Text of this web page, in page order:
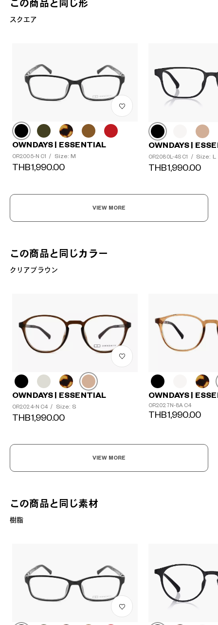
この商品と同じ形
スクエア
OWNDAYS | ESSENTIAL
OR2005-N C1 / Size: M
THB1,990.00
OWNDAYS |
OR2080L-4S C1 / Size: L
THB1,990.00
VIEW MORE
この商品と同じカラー
クリアブラウン
OWNDAYS | ESSENTIAL
OR2024-N C4 / Size: S
THB1,990.00
OWNDAYS |
OR2027N-8A C4
THB1,990.00
VIEW MORE
この商品と同じ素材
樹脂